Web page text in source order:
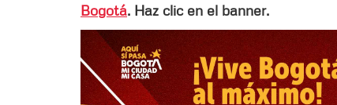
Bogotá. Haz clic en el banner.